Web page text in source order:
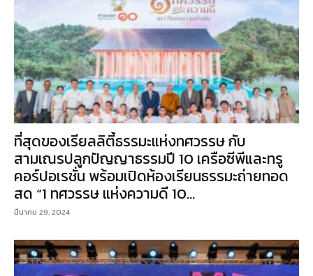
ที่สุดของเรียลลิตี้ธรรมะแห่งทศวรรษ กับ
สามเณรปลูกปัญญาธรรมปี 10 เครือซีพีและทรู
คอร์ปอเรชั่น พร้อมเปิดห้องเรียนธรรมะถ่ายทอด
สด “1 ทศวรรษ แห่งความดี 10...
มีนาคม 29, 2024